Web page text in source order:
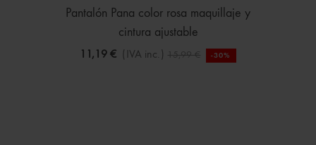
Pantalón Pana color rosa maquillaje y
cintura ajustable
11,19 € (IVA inc.) 15,99 € -30%